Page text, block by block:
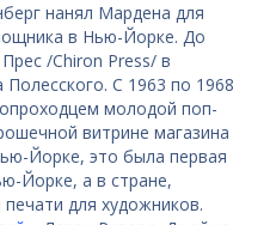
нанял Мардена для
в Нью-Йорке. До
/Chiron Press/ в
С 1963 по 1968
молодой поп-
витрине магазина
Йорке, это была первая
Йорке, а в стране,
для художников.